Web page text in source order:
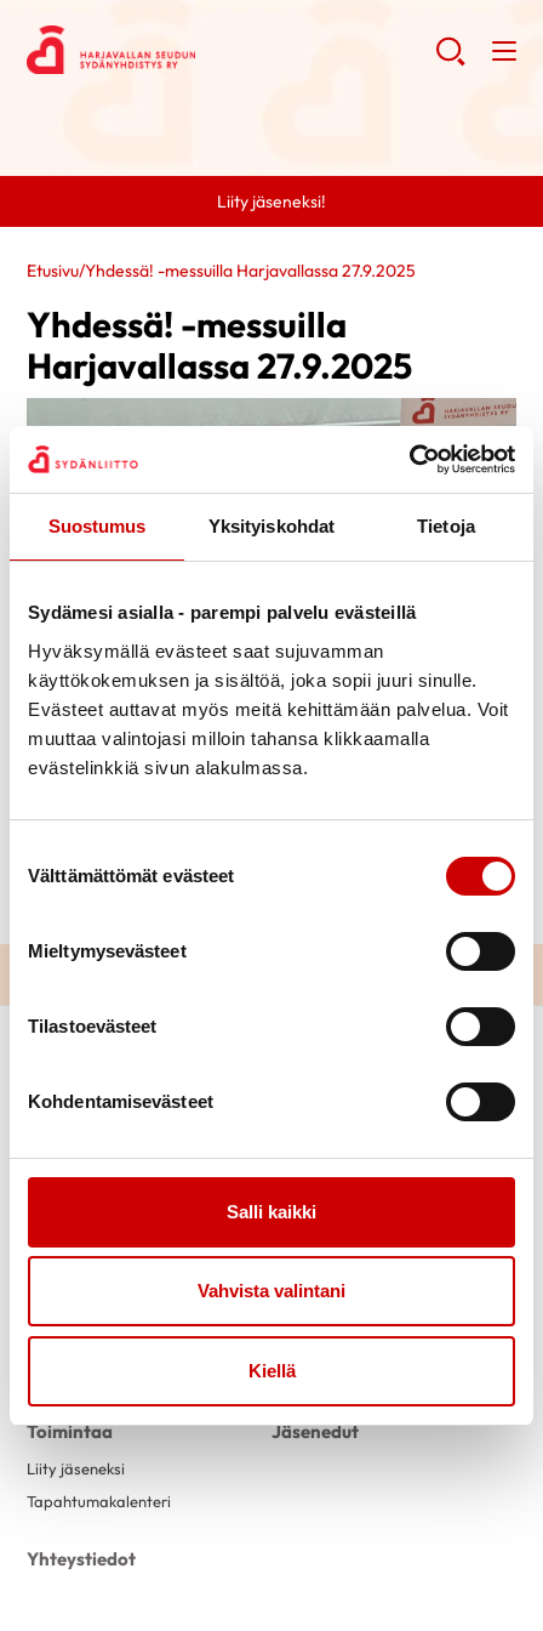
Suostumus Yksityiskohdat Tietoja
Sydämesi asialla - parempi palvelu evästeillä
Hyväksymällä evästeet saat sujuvamman
käyttökokemuksen ja sisältöä, joka sopii juuri sinulle.
Evästeet auttavat myös meitä kehittämään palvelua. Voit
muuttaa valintojasi milloin tahansa klikkaamalla
evästelinkkiä sivun alakulmassa.
Välttämättömät evästeet
Mieltymysevästeet
Tilastoevästeet
Kohdentamisevästeet
Salli kaikki
Vahvista valintani
Kiellä
Liity jäseneksi!
Etusivu/Yhdessä! -messuilla Harjavallassa 27.9.2025
Yhdessä! -messuilla
Harjavallassa 27.9.2025
Julkaistu 6.10.2025
Jaa Whatsapp
Jaa TwitterJaa Linkedin
Jaa EmailJaa Print
Yhdistyksemme oli mukana Yhdessä! -messuilla,
toimintaa ja jaoimme tietoa. Iloksemme saimme
Uutiset
Tukea
Kuntoutus
Vertaistuki
Toimintaa
Liity jäseneksi
Tapahtumakalenteri
Jäsenedut
Yhteystiedot